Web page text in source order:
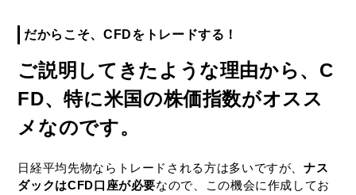
だからこそ、CFDをトレードする！
ご説明してきたような理由から、C
FD、特に米国の株価指数がオスス
メなのです。
日経平均先物ならトレードされる方は多いですが、ナス
ダックはCFD口座が必要なので、この機会に作成してお